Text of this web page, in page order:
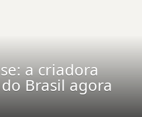
a criadora
Brasil agora